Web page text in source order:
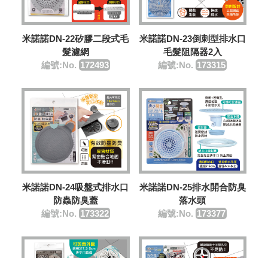
米諾諾DN-22矽膠二段式毛
髮濾網
編號:No. 172493
米諾諾DN-23倒刺型排水口
毛髮阻隔器2入
編號:No. 173315
米諾諾DN-24吸盤式排水口
防蟲防臭蓋
編號:No. 173322
米諾諾DN-25排水開合防臭
落水頭
編號:No. 173377